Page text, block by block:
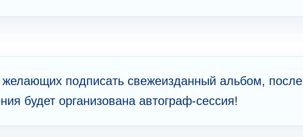
подписать свежеизданный альбом, после
будет организована автограф-сессия!